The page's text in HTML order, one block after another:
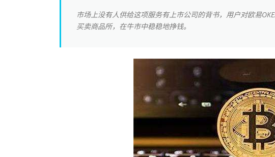
市场上没有人供给这项服务有上市公司的背书，用户对欧易
买卖商品所，在牛市中稳稳地挣钱。